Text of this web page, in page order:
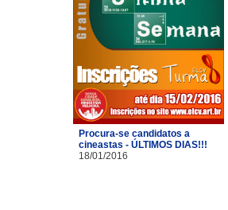
Procura-se candidatos a
cineastas - ÚLTIMOS DIAS!!!
18/01/2016